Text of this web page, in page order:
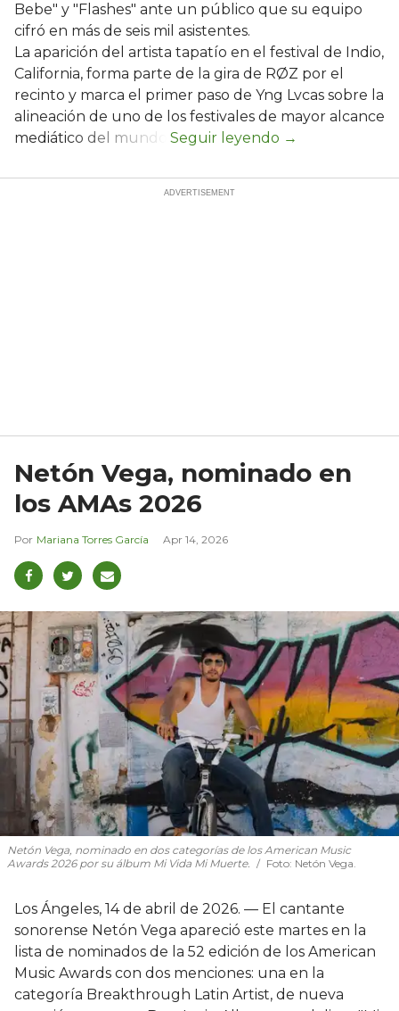
Bebe" y "Flashes" ante un público que su equipo
cifró en más de seis mil asistentes.
La aparición del artista tapatío en el festival de Indio,
California, forma parte de la gira de RØZ por el
recinto y marca el primer paso de Yng Lvcas sobre la
alineación de uno de los festivales de mayor alcance
mediático del mundo.
Netón Vega, nominado en
los AMAs 2026
Mariana Torres García Apr 14, 2026
Netón Vega, nominado en dos categorías de los American Music
Awards 2026 por su álbum Mi Vida Mi Muerte.
Foto: Netón Vega.
Los Ángeles, 14 de abril de 2026. — El cantante
sonorense Netón Vega apareció este martes en la
lista de nominados de la 52 edición de los American
Music Awards con dos menciones: una en la
categoría Breakthrough Latin Artist, de nueva